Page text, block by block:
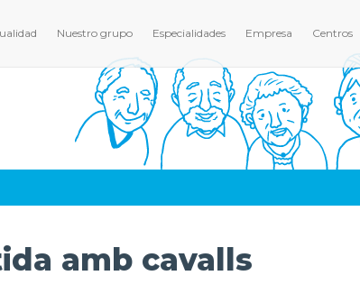
Nuestro grupo Especialidades Empresa Centros
amb cavalls